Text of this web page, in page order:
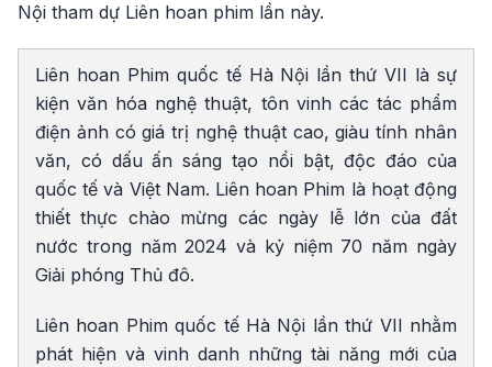
Nội tham dự Liên hoan phim lần này.
Liên hoan Phim quốc tế Hà Nội lần thứ VII là sự
kiện văn hóa nghệ thuật, tôn vinh các tác phẩm
điện ảnh có giá trị nghệ thuật cao, giàu tính nhân
văn, có dấu ấn sáng tạo nổi bật, độc đáo của
quốc tế và Việt Nam. Liên hoan Phim là hoạt động
thiết thực chào mừng các ngày lễ lớn của đất
nước trong năm 2024 và kỷ niệm 70 năm ngày
Giải phóng Thủ đô.
Liên hoan Phim quốc tế Hà Nội lần thứ VII nhằm
phát hiện và vinh danh những tài năng mới của